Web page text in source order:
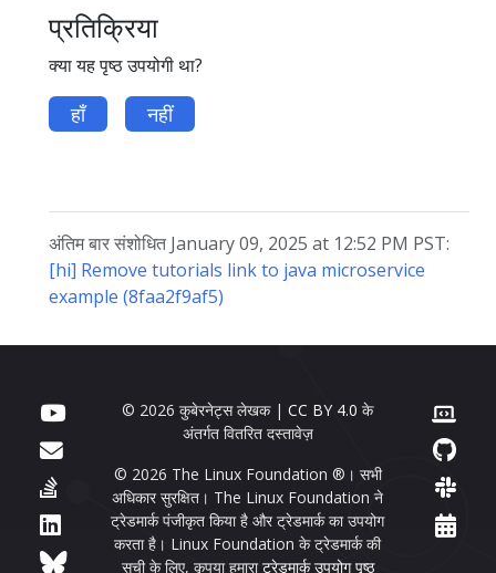
प्रतिक्रिया
क्या यह पृष्ठ उपयोगी था?
हाँ नहीं
अंतिम बार संशोधित January 09, 2025 at 12:52 PM PST:
[hi] Remove tutorials link to java microservice
example (8faa2f9af5)
© 2026 कुबेरनेट्स लेखक |CC BY 4.0 के
अंतर्गत वितरित दस्तावेज़
© 2026 The Linux Foundation ®। सभी
अधिकार सुरक्षित। The Linux Foundation ने
ट्रेडमार्क पंजीकृत किया है और ट्रेडमार्क का उपयोग
करता है। Linux Foundation के ट्रेडमार्क की
सूची के लिए, कृपया हमाराट्रेडमार्क उपयोग पृष्ठ